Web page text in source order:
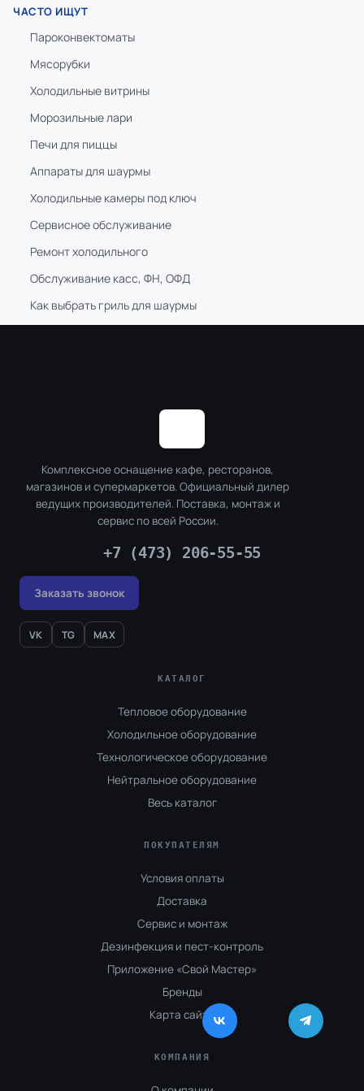
ЧАСТО ИЩУТ
Пароконвектоматы
Мясорубки
Холодильные витрины
Морозильные лари
Печи для пиццы
Аппараты для шаурмы
Холодильные камеры под ключ
Сервисное обслуживание
Ремонт холодильного
Обслуживание касс, ФН, ОФД
Как выбрать гриль для шаурмы
Комплексное оснащение кафе, ресторанов,
магазинов и супермаркетов. Официальный дилер
ведущих производителей. Поставка, монтаж и
сервис по всей России.
+7 (473) 206-55-55
Заказать звонок
VK TG MAX
КАТАЛОГ
Тепловое оборудование
Холодильное оборудование
Технологическое оборудование
Нейтральное оборудование
Весь каталог
ПОКУПАТЕЛЯМ
Условия оплаты
Доставка
Сервис и монтаж
Дезинфекция и пест-контроль
Приложение «Свой Мастер»
Бренды
Карта сайта
КОМПАНИЯ